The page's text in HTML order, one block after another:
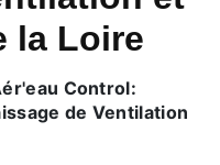
la Loire
Control:
de Ventilation